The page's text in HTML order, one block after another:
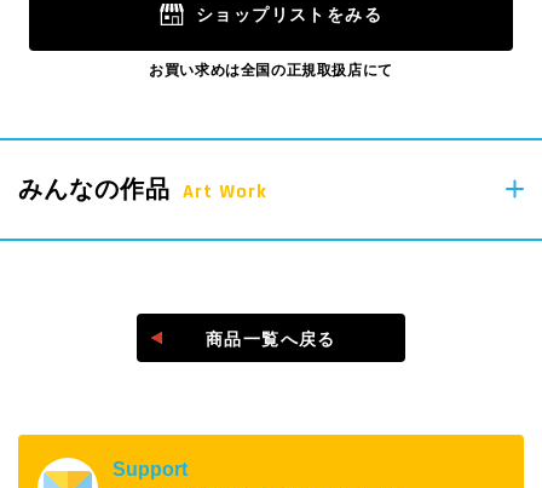
ショップリストをみる
お買い求めは全国の正規取扱店にて
みんなの作品 Art Work
#laq作品
商品一覧へ戻る
Support